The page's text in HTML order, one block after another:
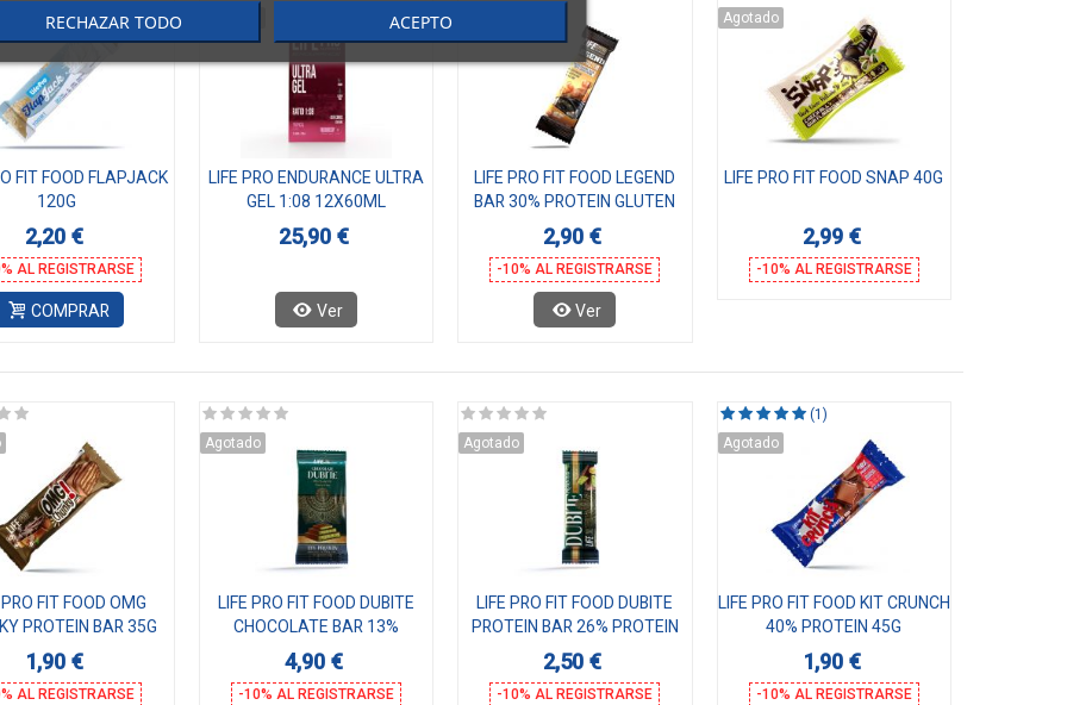
FIT FOOD FLAPJACK
120G
2,20 €
AL REGISTRARSE
COMPRAR
LIFE PRO ENDURANCE ULTRA
GEL 1:08 12X60ML
25,90 €
Ver
LIFE PRO FIT FOOD LEGEND
BAR 30% PROTEIN GLUTEN
FREE
2,90 €
-10% AL REGISTRARSE
Ver
Agotado
LIFE PRO FIT FOOD SNAP 40G
2,99 €
-10% AL REGISTRARSE
PRO FIT FOOD OMG
PROTEIN BAR 35G
1,90 €
AL REGISTRARSE
Agotado
LIFE PRO FIT FOOD DUBITE
CHOCOLATE BAR 13%
PROTEIN 100G
4,90 €
-10% AL REGISTRARSE
Agotado
LIFE PRO FIT FOOD DUBITE
PROTEIN BAR 26% PROTEIN
45G
2,50 €
-10% AL REGISTRARSE
(1)
Agotado
LIFE PRO FIT FOOD KIT CRUNCH
40% PROTEIN 45G
1,90 €
-10% AL REGISTRARSE
RECHAZAR TODO ACEPTO